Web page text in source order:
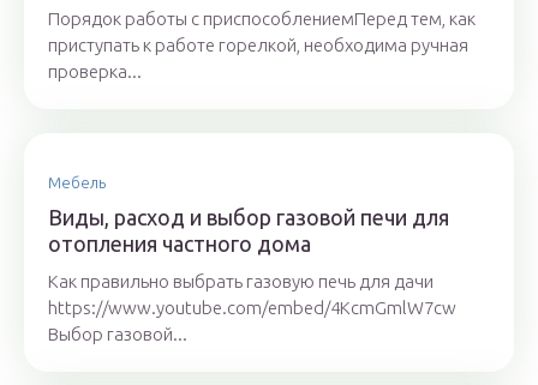
Порядок работы с приспособлениемПеред тем, как
приступать к работе горелкой, необходима ручная
проверка...
Мебель
Виды, расход и выбор газовой печи для
отопления частного дома
Как правильно выбрать газовую печь для дачи
https://www.youtube.com/embed/4KcmGmlW7cw
Выбор газовой...